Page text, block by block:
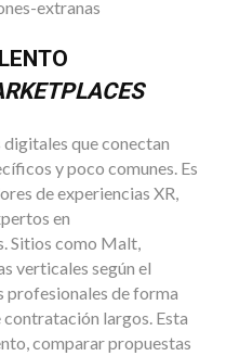
que conectan
y poco comunes. Es
de experiencias XR,
en
Sitios como Malt,
verticales según el
profesionales de forma
contratación largos. Esta
comparar propuestas